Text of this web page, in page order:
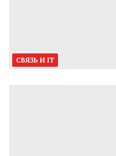
СВЯЗЬ И IT